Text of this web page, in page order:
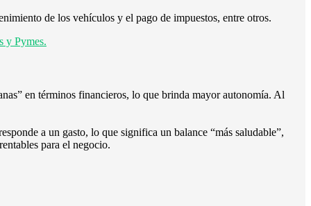
de los vehículos y el pago de impuestos, entre otros.
y Pymes.
en términos financieros, lo que brinda mayor autonomía. Al
a un gasto, lo que significa un balance “más saludable”,
para el negocio.